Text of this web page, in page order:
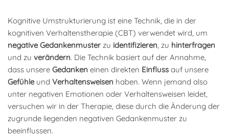
Kognitive Umstrukturierung ist eine Technik, die in der
kognitiven Verhaltenstherapie (CBT) verwendet wird, um
negative Gedankenmuster zu identifizieren , zu hinterfragen
und zu verändern. Die Technik basiert auf der Annahme,
dass unsere Gedanken einen direkten Einfluss auf unsere
Gefühleund Verhaltensweisen haben. Wenn jemand also
unter negativen Emotionen oder Verhaltensweisen leidet,
versuchen wir in der Therapie, diese durch die Änderung der
zugrunde liegenden negativen Gedankenmuster zu
beeinflussen.